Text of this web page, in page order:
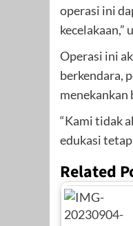
operasi ini
kecelakaan,”
Operasi ini
berkendara,
menekankan
“Kami tidak
edukasi
Related